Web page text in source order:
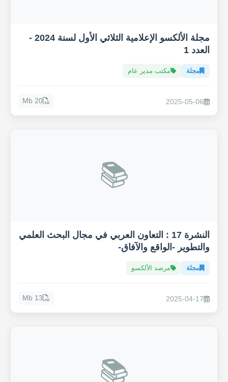
مجلة الألكسو الإعلامية الثلاثي الأول لسنة 2024 -
العدد 1
مجلة مكتب مدير عام
2025-05-06
20 Mb
📚
النشرة 17 : التعاون العربي في مجال البحث العلمي
والتطوير -الواقع والآفاق-
مجلة مرصد الألكسو
2025-04-17
13 Mb
📚